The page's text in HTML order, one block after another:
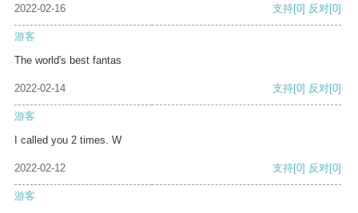
2022-02-16 支持[0] 反对[0]
游客
The world's best fantas
2022-02-14 支持[0] 反对[0]
游客
I called you 2 times. W
2022-02-12 支持[0] 反对[0]
游客